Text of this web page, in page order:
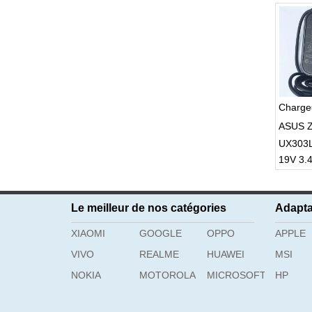
ASUS
19V
Le meilleur de nos catégories
XIAOMI GOOGLE
OPPO
VIVO
REALME
HUAWEI
NOKIA
MOTOROLA MICROSOFT
APPLE
MSI
HP